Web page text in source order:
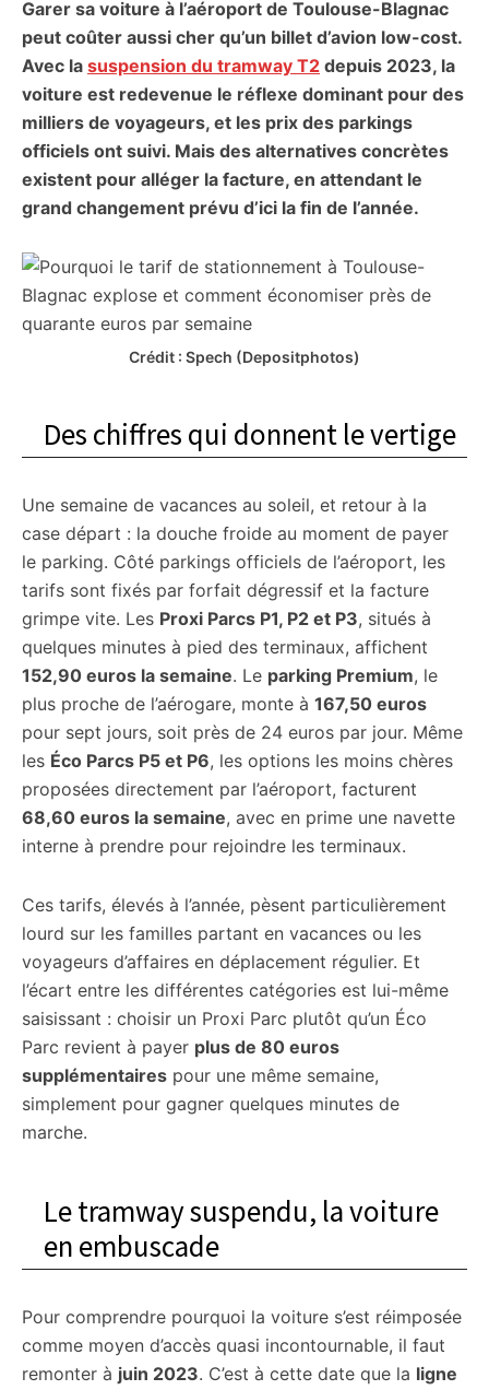
Garer sa voiture à l’aéroport de Toulouse-Blagnac
peut coûter aussi cher qu’un billet d’avion low-cost.
Avec la suspension du tramway T2 depuis 2023, la
voiture est redevenue le réflexe dominant pour des
milliers de voyageurs, et les prix des parkings
officiels ont suivi. Mais des alternatives concrètes
existent pour alléger la facture, en attendant le
grand changement prévu d’ici la fin de l’année.
Crédit : Spech (Depositphotos)
Des chiffres qui donnent le vertige
Une semaine de vacances au soleil, et retour à la
case départ : la douche froide au moment de payer
le parking. Côté parkings officiels de l’aéroport, les
tarifs sont fixés par forfait dégressif et la facture
grimpe vite. Les Proxi Parcs P1, P2 et P3, situés à
quelques minutes à pied des terminaux, affichent
152,90 euros la semaine. Le parking Premium, le
plus proche de l’aérogare, monte à 167,50 euros
pour sept jours, soit près de 24 euros par jour. Même
les Éco Parcs P5 et P6, les options les moins chères
proposées directement par l’aéroport, facturent
68,60 euros la semaine, avec en prime une navette
interne à prendre pour rejoindre les terminaux.
Ces tarifs, élevés à l’année, pèsent particulièrement
lourd sur les familles partant en vacances ou les
voyageurs d’affaires en déplacement régulier. Et
l’écart entre les différentes catégories est lui-même
saisissant : choisir un Proxi Parc plutôt qu’un Éco
Parc revient à payer plus de 80 euros
supplémentaires pour une même semaine,
simplement pour gagner quelques minutes de
marche.
Le tramway suspendu, la voiture
en embuscade
Pour comprendre pourquoi la voiture s’est réimposée
comme moyen d’accès quasi incontournable, il faut
remonter à juin 2023. C’est à cette date que la ligne